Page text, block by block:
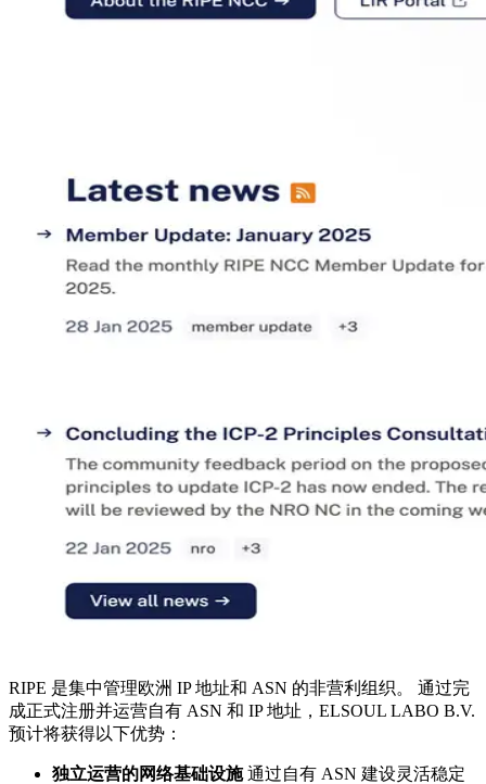
RIPE 是集中管理欧洲 IP 地址和 ASN 的非营利组织。 通过完
成正式注册并运营自有 ASN 和 IP 地址，ELSOUL LABO B.V.
预计将获得以下优势：
独立运营的网络基础设施通过自有 ASN 建设灵活稳定